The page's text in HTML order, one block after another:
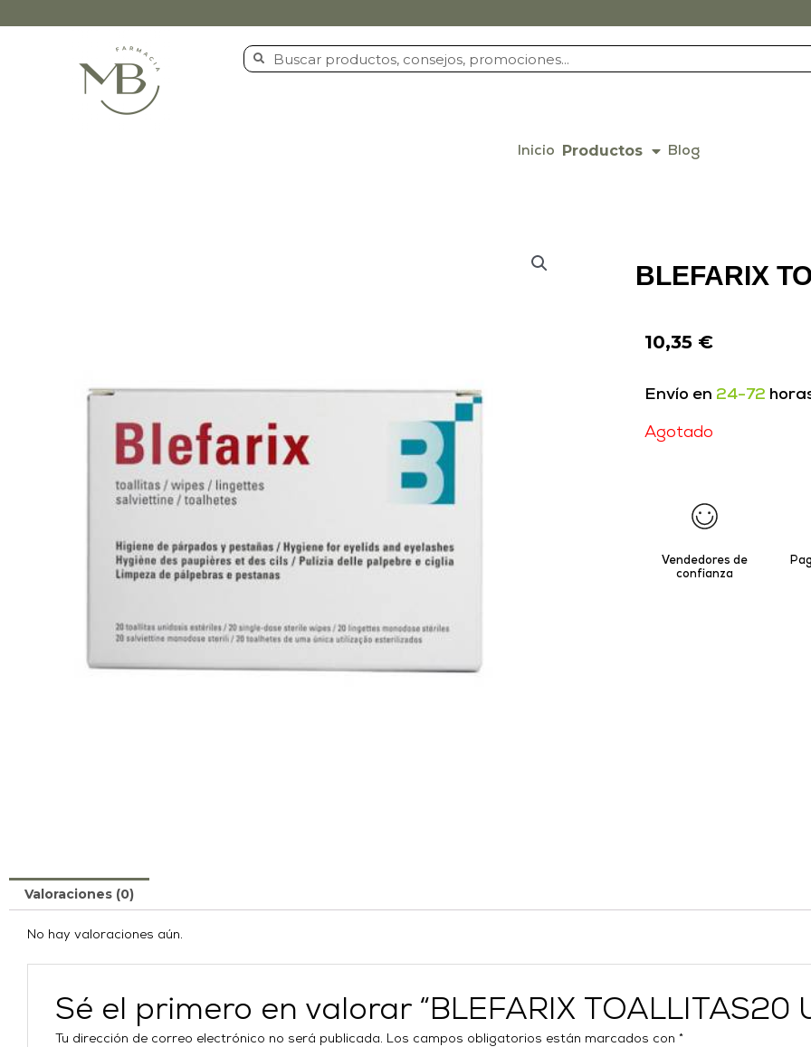
Inicio Productos Blog
BLEFARIX
10,35 €
Envío en 24-72
Agotado
Vendedores de
confianza
Valoraciones (0)
No hay valoraciones aún.
Sé el primero en valorar “BLEFARIX TOALLITAS20
Tu dirección de correo electrónico no será publicada. Los campos obligatorios están marcados con*